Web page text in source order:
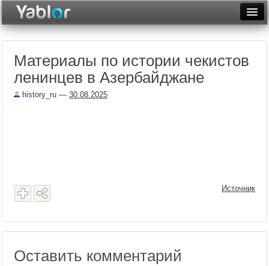
Неделя
Месяц
Материалы по истории чекистов
ленинцев в Азербайджане
history_ru — 30.08.2025
Источник
Оставить комментарий